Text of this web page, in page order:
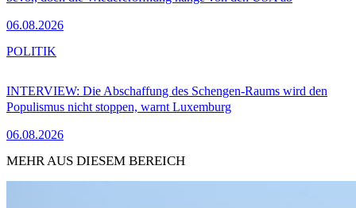
06.08.2026
INTERVIEW: Die Abschaffung des Schengen-Raums wird den
Populismus nicht stoppen, warnt Luxemburg
06.08.2026
POLITIK
MEHR AUS DIESEM BEREICH